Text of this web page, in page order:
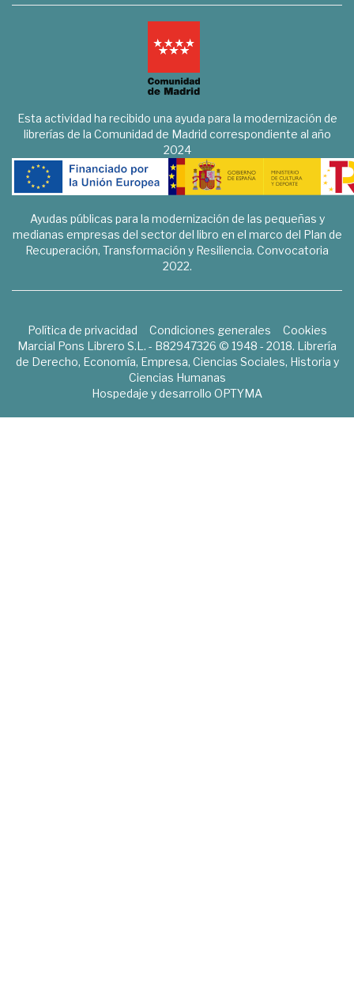
Esta actividad ha recibido una ayuda para la modernización de
librerías de la Comunidad de Madrid correspondiente al año
2024
Ayudas públicas para la modernización de las pequeñas y
medianas empresas del sector del libro en el marco del Plan de
Recuperación, Transformación y Resiliencia. Convocatoria
2022.
Política de privacidad Condiciones generales
Cookies
Marcial Pons Librero S.L. - B82947326 © 1948 - 2018. Librería
de Derecho, Economía, Empresa, Ciencias Sociales, Historia y
Ciencias Humanas
Hospedaje y desarrollo OPTYMA